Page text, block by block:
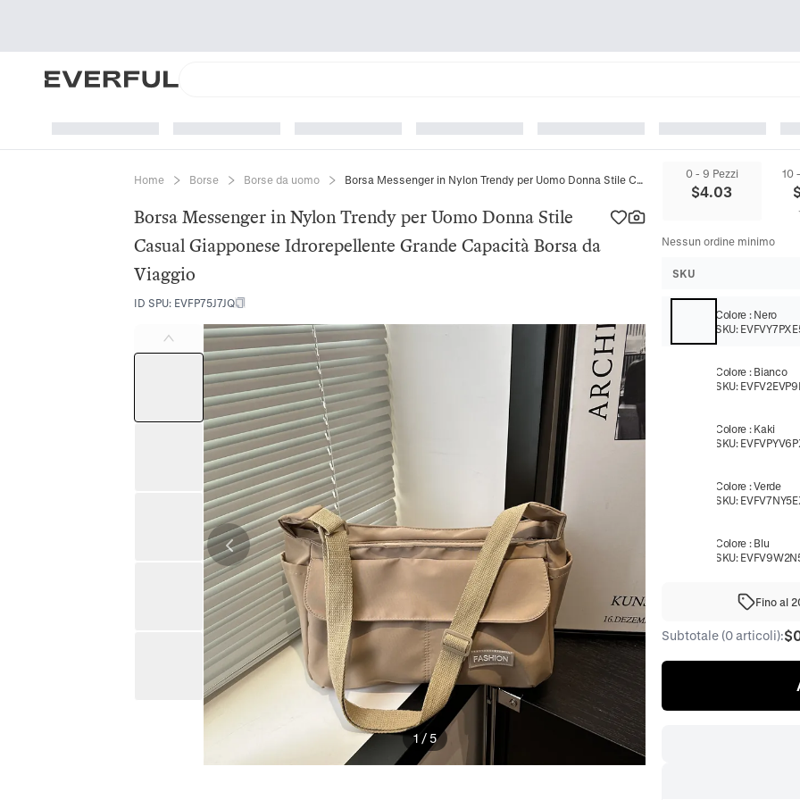
Home Borse Borse da uomo Borsa Messenger in Nylon Trendy per Uomo Donna Stile Casual Giapponese Idrorepellente Grande Capacità Borsa da Viaggio
Borsa Messenger in Nylon Trendy per Uomo Donna Stile
Casual Giapponese Idrorepellente Grande Capacità Borsa da
Viaggio
ID SPU: EVFP75J7JQ
1 / 5
0 - 9 Pezzi
$4.03
10
Nessun ordine minimo
SKU
Colore : Nero
SKU:
Colore : Bianco
SKU:
Colore : Kaki
SKU:
Colore :Verde
SKU:
Colore : Blu
SKU:
Fino al
Subtotale (0 articoli):